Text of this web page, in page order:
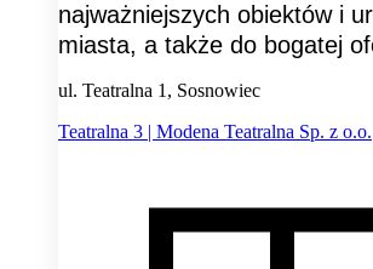
najważniejszych obiektów i
miasta, a także do bogatej
ul. Teatralna 1, Sosnowiec
Teatralna 3 | Modena Teatralna Sp. z o.o.